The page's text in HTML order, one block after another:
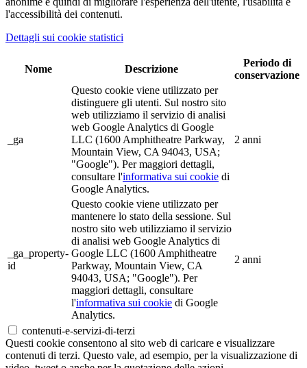
l'accessibilità dei contenuti.
Dettagli sui cookie statistici
Nome Descrizione
Periodo di
conservazione
_ga
Questo cookie viene utilizzato per
distinguere gli utenti. Sul nostro sito
web utilizziamo il servizio di analisi
web Google Analytics di Google
LLC (1600 Amphitheatre Parkway,
Mountain View, CA 94043, USA;
"Google"). Per maggiori dettagli,
consultare l'informativa sui cookie di
Google Analytics.
2 anni
_ga_property-
id
Questo cookie viene utilizzato per
mantenere lo stato della sessione. Sul
nostro sito web utilizziamo il servizio
di analisi web Google Analytics di
Google LLC (1600 Amphitheatre
Parkway, Mountain View, CA
94043, USA; "Google"). Per
maggiori dettagli, consultare
l'informativa sui cookie di Google
Analytics.
2 anni
contenuti-e-servizi-di-terzi
Questi cookie consentono al sito web di caricare e visualizzare
contenuti di terzi. Questo vale, ad esempio, per la visualizzazione di